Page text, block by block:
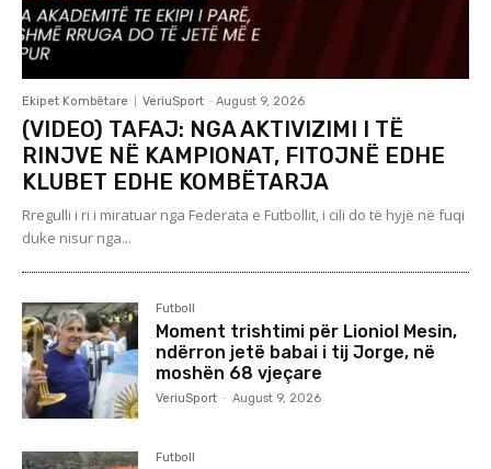
Ekipet Kombëtare VeriuSport - August 9, 2026
(VIDEO) TAFAJ: NGA AKTIVIZIMI I TË
RINJVE NË KAMPIONAT, FITOJNË EDHE
KLUBET EDHE KOMBËTARJA
Rregulli i ri i miratuar nga Federata e Futbollit, i cili do të hyjë në fuqi
duke nisur nga...
Futboll
Moment trishtimi për Lioniol Mesin,
ndërron jetë babai i tij Jorge, në
moshën 68 vjeçare
VeriuSport - August 9, 2026
Futboll